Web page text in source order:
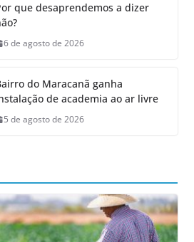
que desaprendemos a dizer
6 de agosto de 2026
do Maracanã ganha
de academia ao ar livre
5 de agosto de 2026